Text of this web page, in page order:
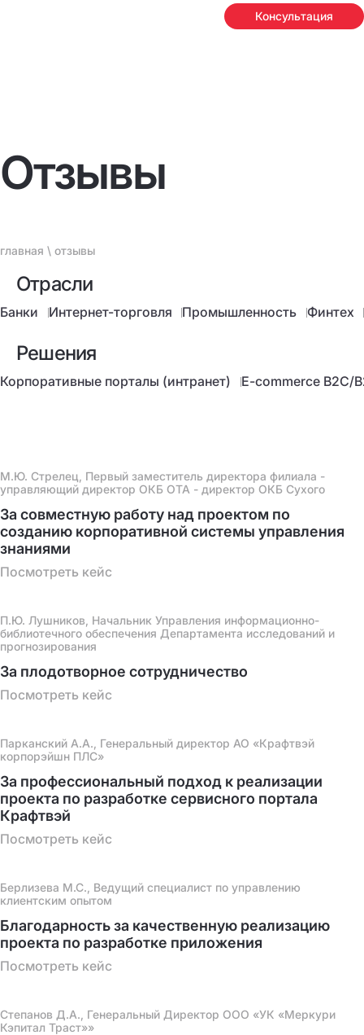
Консультация
Отзывы
главная \ отзывы
Отрасли
Банки Интернет-торговля Промышленность Финтех
Решения
Корпоративные порталы (интранет) E-commerce B2C/
М.Ю. Стрелец, Первый заместитель директора филиала -
управляющий директор ОКБ ОТА - директор ОКБ Сухого
За совместную работу над проектом по
созданию корпоративной системы управления
знаниями
Посмотреть кейс
П.Ю. Лушников, Начальник Управления информационно-
библиотечного обеспечения Департамента исследований и
прогнозирования
За плодотворное сотрудничество
Посмотреть кейс
Парканский А.А., Генеральный директор АО «Крафтвэй
корпорэйшн ПЛС»
За профессиональный подход к реализации
проекта по разработке сервисного портала
Крафтвэй
Посмотреть кейс
Берлизева М.С., Ведущий специалист по управлению
клиентским опытом
Благодарность за качественную реализацию
проекта по разработке приложения
Посмотреть кейс
Степанов Д.А., Генеральный Директор ООО «УК «Меркури
Кэпитал Траст»»